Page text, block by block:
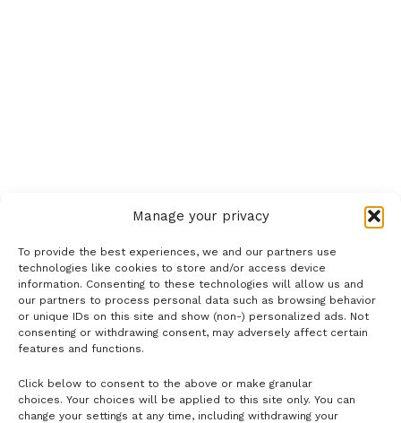
Manage your privacy
To provide the best experiences, we and our partners use
technologies like cookies to store and/or access device
information. Consenting to these technologies will allow us and
our partners to process personal data such as browsing behavior
or unique IDs on this site and show (non-) personalized ads. Not
consenting or withdrawing consent, may adversely affect certain
features and functions.
Click below to consent to the above or make granular
choices. Your choices will be applied to this site only. You can
change your settings at any time, including withdrawing your
- H I R D E T É S -